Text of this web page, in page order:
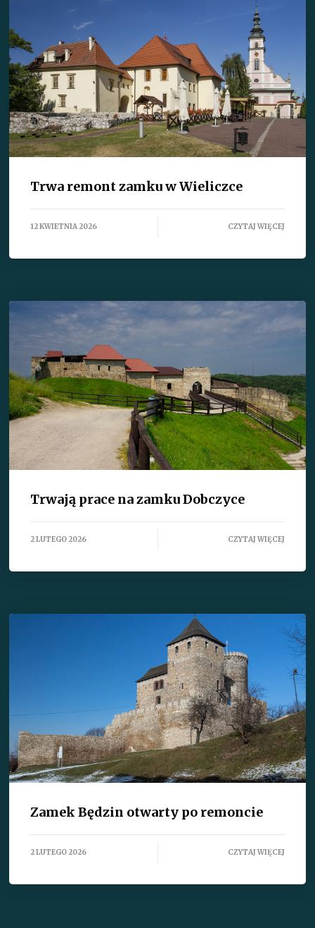
Trwa remont zamku w Wieliczce
12 KWIETNIA 2026 CZYTAJ WIĘCEJ
Trwają prace na zamku Dobczyce
2 LUTEGO 2026 CZYTAJ WIĘCEJ
Zamek Będzin otwarty po remoncie
2 LUTEGO 2026 CZYTAJ WIĘCEJ